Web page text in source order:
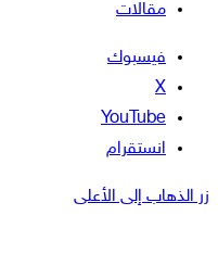
مقالات
فيسبوك
‫X
‫YouTube
انستقرام
زر الذهاب إلى الأعلى